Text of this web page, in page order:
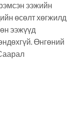
ээжийн
өсөлт хөгжилд
ээжүүд
Өнгөний